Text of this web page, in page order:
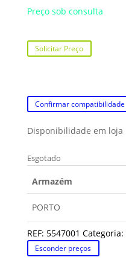
Preço sob consulta
Solicitar Preço
Confirmar compatibilidade
Disponibilidade em loja
Esgotado
Armazém
PORTO
REF: 5547001 Categoria:
Esconder preços